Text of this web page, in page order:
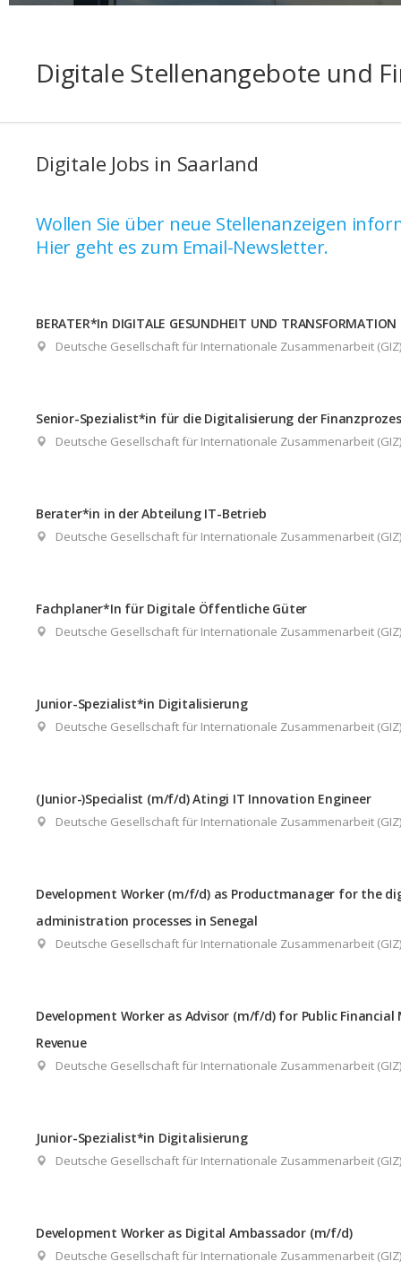
Digitale Stellenangebote und
Digitale Jobs in Saarland
Wollen Sie über neue Stellenanzeigen
Hier geht es zum Email-Newsletter.
BERATER*In DIGITALE GESUNDHEIT UND TRANSFORMATION
Deutsche Gesellschaft für Internationale Zusammenarbeit
Senior-Spezialist*in für die Digitalisierung der
Deutsche Gesellschaft für Internationale Zusammenarbeit
Berater*in in der Abteilung IT-Betrieb
Deutsche Gesellschaft für Internationale Zusammenarbeit
Fachplaner*In für Digitale Öffentliche Güter
Deutsche Gesellschaft für Internationale Zusammenarbeit
Junior-Spezialist*in Digitalisierung
Deutsche Gesellschaft für Internationale Zusammenarbeit
(Junior-)Specialist (m/f/d) Atingi IT Innovation Engineer
Deutsche Gesellschaft für Internationale Zusammenarbeit
Development Worker (m/f/d) as Productmanager for the
administration processes in Senegal
Deutsche Gesellschaft für Internationale Zusammenarbeit
Development Worker as Advisor (m/f/d) for Public
Revenue
Deutsche Gesellschaft für Internationale Zusammenarbeit
Junior-Spezialist*in Digitalisierung
Deutsche Gesellschaft für Internationale Zusammenarbeit
Development Worker as Digital Ambassador (m/f/d)
Deutsche Gesellschaft für Internationale Zusammenarbeit